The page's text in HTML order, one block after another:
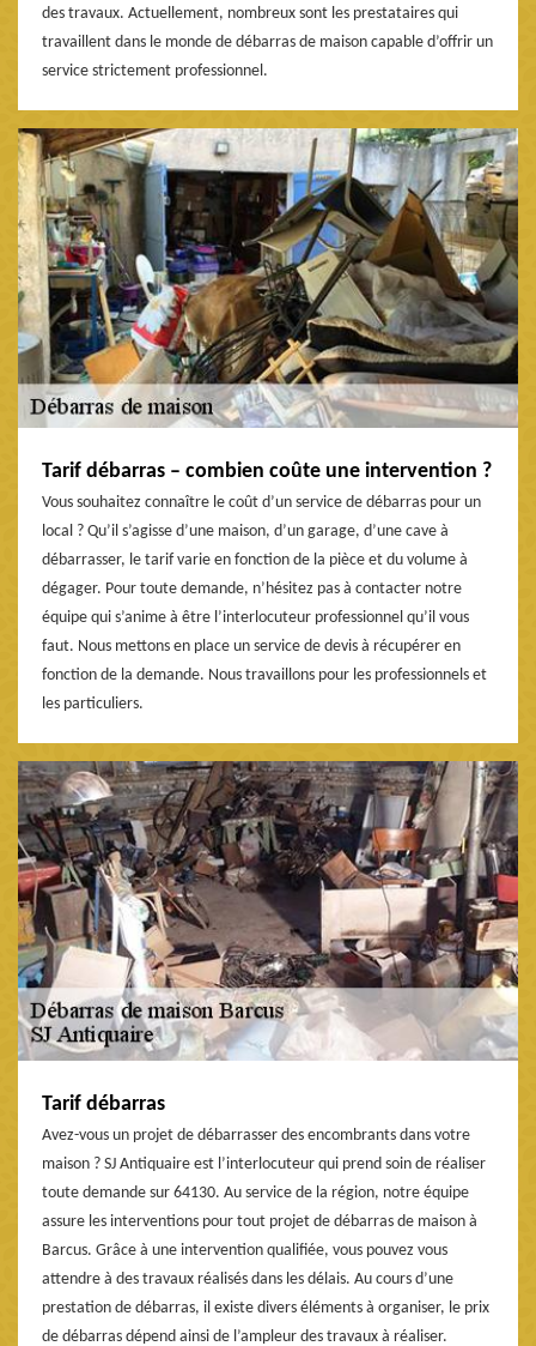
des travaux. Actuellement, nombreux sont les prestataires qui
travaillent dans le monde de débarras de maison capable d’offrir un
service strictement professionnel.
Tarif débarras – combien coûte une intervention ?
Vous souhaitez connaître le coût d’un service de débarras pour un
local ? Qu’il s’agisse d’une maison, d’un garage, d’une cave à
débarrasser, le tarif varie en fonction de la pièce et du volume à
dégager. Pour toute demande, n’hésitez pas à contacter notre
équipe qui s’anime à être l’interlocuteur professionnel qu’il vous
faut. Nous mettons en place un service de devis à récupérer en
fonction de la demande. Nous travaillons pour les professionnels et
les particuliers.
Tarif débarras
Avez-vous un projet de débarrasser des encombrants dans votre
maison ? SJ Antiquaire est l’interlocuteur qui prend soin de réaliser
toute demande sur 64130. Au service de la région, notre équipe
assure les interventions pour tout projet de débarras de maison à
Barcus. Grâce à une intervention qualifiée, vous pouvez vous
attendre à des travaux réalisés dans les délais. Au cours d’une
prestation de débarras, il existe divers éléments à organiser, le prix
de débarras dépend ainsi de l’ampleur des travaux à réaliser.